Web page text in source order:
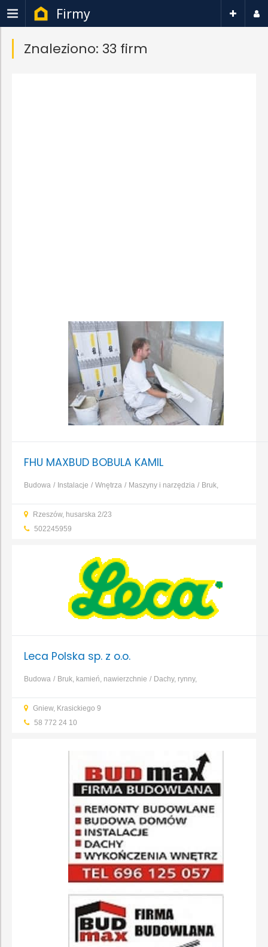
Firmy
Znaleziono: 33 firm
FHU MAXBUD BOBULA KAMIL
Budowa Instalacje Wnętrza Maszyny i narzędzia
Bruk,
izolacja, ocieplenie
Fundamenty, prace ziemne, wykopy
Rzeszów, husarska 2/23
502245959
Leca Polska sp. z o.o.
Budowa Bruk, kamień, nawierzchnie
Dachy, rynny,
ziemne, wykopy
Garaże, wiaty, bramy garażowe
systemy kominowe
Gniew, Krasickiego 9
58 772 24 10